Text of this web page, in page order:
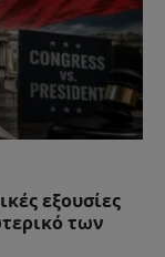
εξουσίες
των